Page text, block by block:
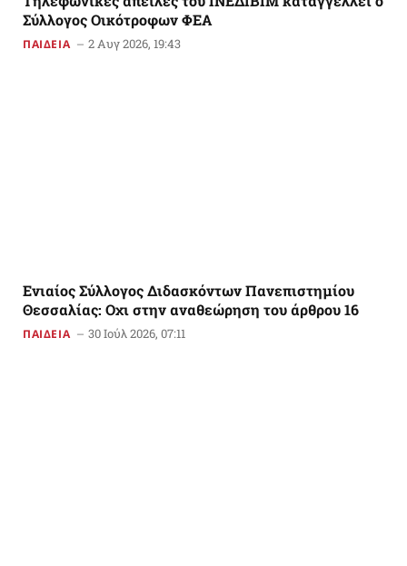
Σύλλογος Οικότροφων ΦΕΑ
ΠΑΙΔΕΙΑ 2 Αυγ 2026, 19:43
Ενιαίος Σύλλογος Διδασκόντων Πανεπιστημίου
Θεσσαλίας: Οχι στην αναθεώρηση του άρθρου 16
ΠΑΙΔΕΙΑ 30 Ιούλ 2026, 07:11